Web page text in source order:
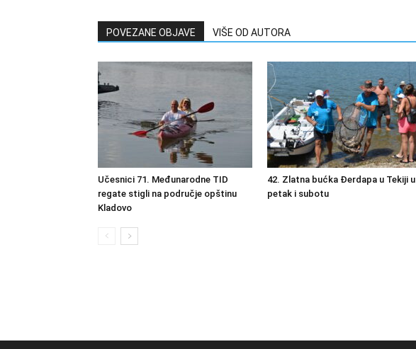
POVEZANE OBJAVE VIŠE OD AUTORA
Učesnici 71. Međunarodne TID
regate stigli na područje opštinu
Kladovo
42. Zlatna bućka Đerdapa u Tekiji u
petak i subotu